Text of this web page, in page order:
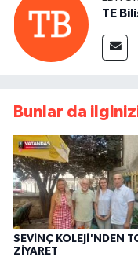
TE
Bunlar da
SEVİNÇ KOLEJİ'NDEN
ZİYARET